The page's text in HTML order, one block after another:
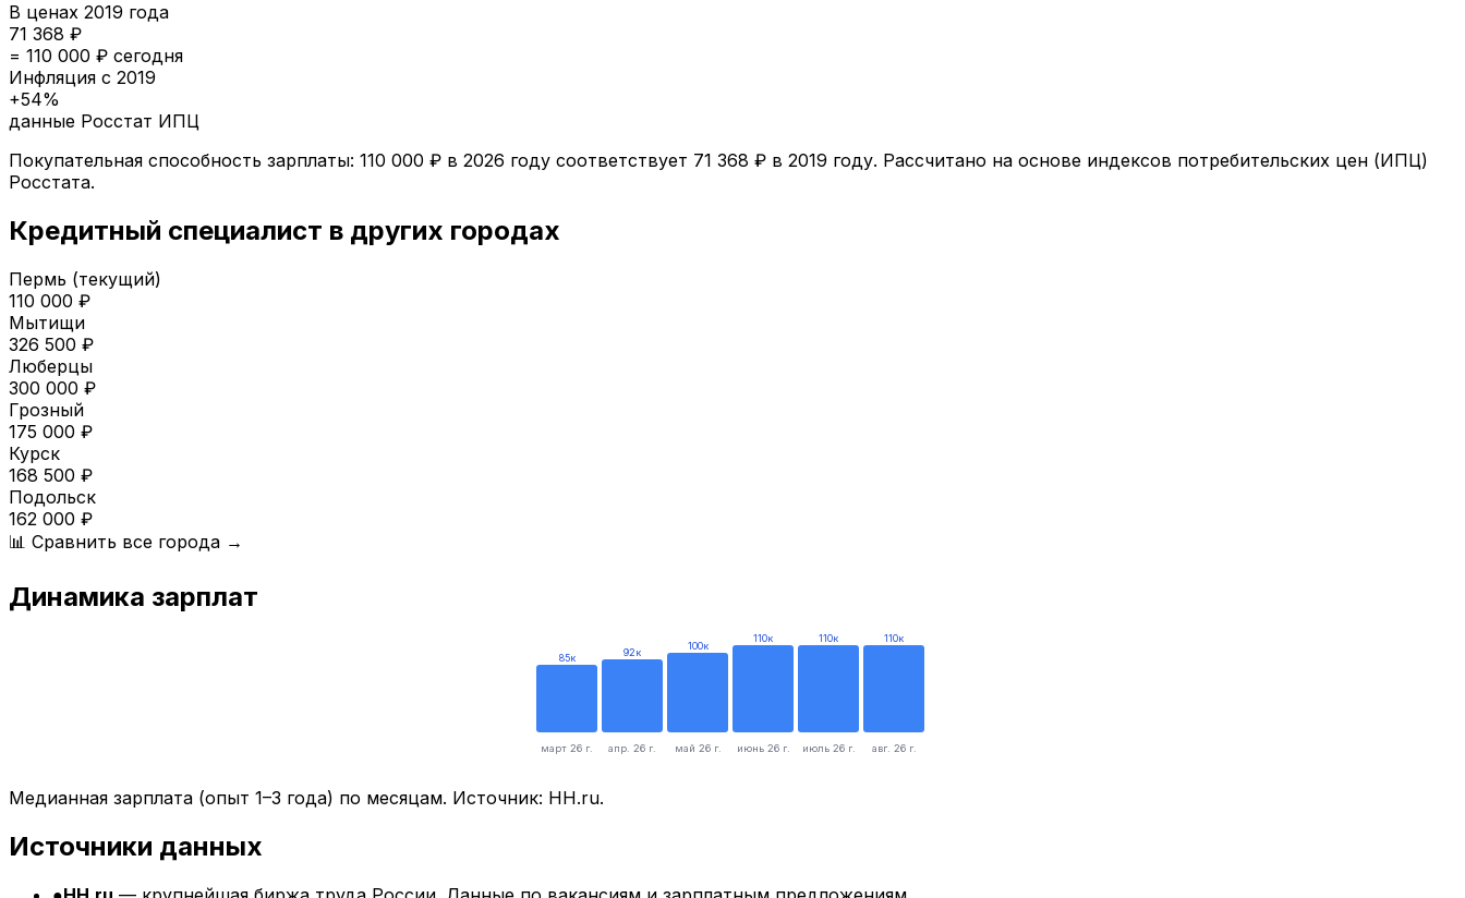
В ценах 2019 года
71 368 ₽
= 110 000 ₽ сегодня
Инфляция с 2019
+54%
данные Росстат ИПЦ
Покупательная способность зарплаты: 110 000 ₽ в 2026 году соответствует 71 368 ₽ в 2019 году. Рассчитано на основе индексов потребительских цен (ИПЦ)
Росстата.
Кредитный специалист в других городах
Пермь (текущий)
110 000 ₽
Мытищи
326 500 ₽
Люберцы
300 000 ₽
Грозный
175 000 ₽
Курск
168 500 ₽
Подольск
162 000 ₽
📊 Сравнить все города →
Динамика зарплат
март 26 г.
85к
апр. 26 г.
92к
май 26 г.
100к
июнь 26 г.
110к
июль 26 г.
110к
авг. 26 г.
110к
Медианная зарплата (опыт 1–3 года) по месяцам. Источник: HH.ru.
Источники данных